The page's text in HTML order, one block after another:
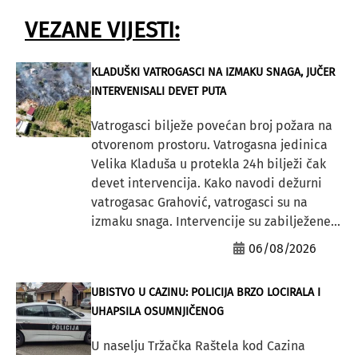
VEZANE VIJESTI:
KLADUŠKI VATROGASCI NA IZMAKU SNAGA, JUČER
INTERVENISALI DEVET PUTA
Vatrogasci bilježe povećan broj požara na
otvorenom prostoru. Vatrogasna jedinica
Velika Kladuša u protekla 24h bilježi čak
devet intervencija. Kako navodi dežurni
vatrogasac Grahović, vatrogasci su na
izmaku snaga. Intervencije su zabilježene...
06/08/2026
UBISTVO U CAZINU: POLICIJA BRZO LOCIRALA I
UHAPSILA OSUMNJIČENOG
U naselju Tržačka Raštela kod Cazina